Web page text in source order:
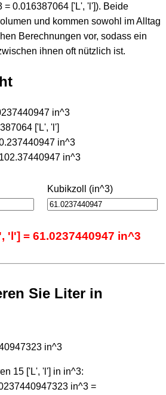
= 0.016387064 ['L', 'l']). Beide
und kommen sowohl im Alltag
Berechnungen vor, sodass ein
ihnen oft nützlich ist.
in^3
['L', 'l']
in^3
in^3
Kubikzoll (in^3)
'l'] = 61.0237440947 in^3
Sie Liter in
in^3
15 ['L', 'l'] in in^3:
in^3 =